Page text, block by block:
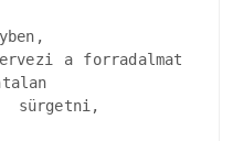
a forradalmat,
sürgetni,